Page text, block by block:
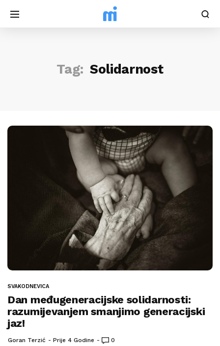
Tag: Solidarnost
SVAKODNEVICA
Dan međugeneracijske solidarnosti:
razumijevanjem smanjimo generacijski
jaz!
Goran Terzić Prije 4 Godine 0